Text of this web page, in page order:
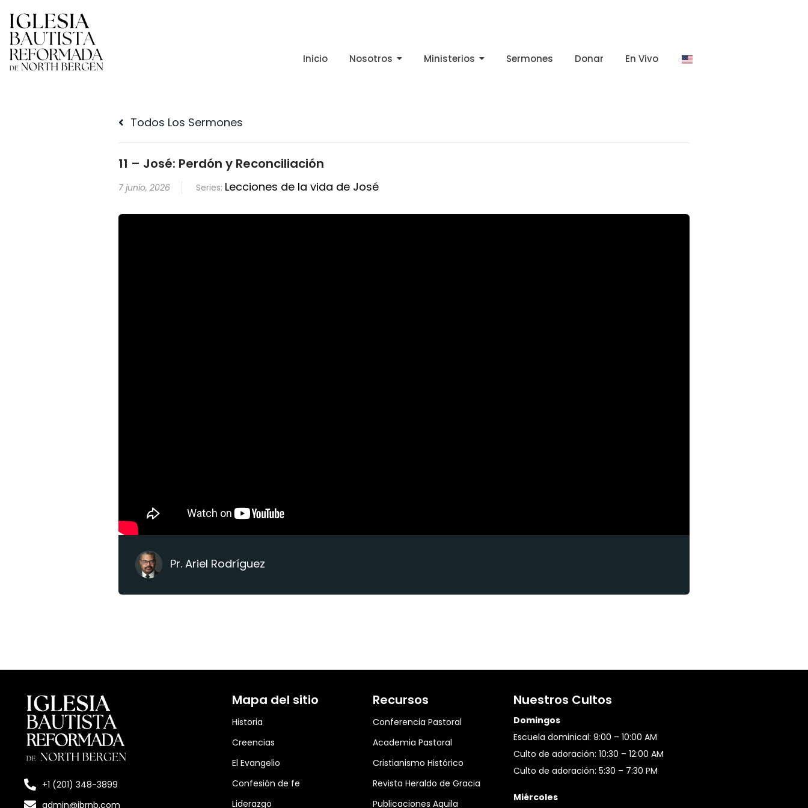
Inicio Nosotros Ministerios Sermones Donar En Vivo
Todos Los Sermones
11 – José: Perdón y Reconciliación
7 junio, 2026 Series: Lecciones de la vida de José
Pr. Ariel Rodríguez
+1 (201) 348-3899
admin@ibrnb.com
Mapa del sitio
Historia
Creencias
El Evangelio
Confesión de fe
Liderazgo
Recursos
Conferencia Pastoral
Academia Pastoral
Cristianismo Histórico
Revista Heraldo de Gracia
Publicaciones Aquila
Nuestros Cultos
Domingos
Escuela dominical: 9:00 – 10:00 AM
Culto de adoración: 10:30 – 12:00 AM
Culto de adoración: 5:30 – 7:30 PM
Miércoles